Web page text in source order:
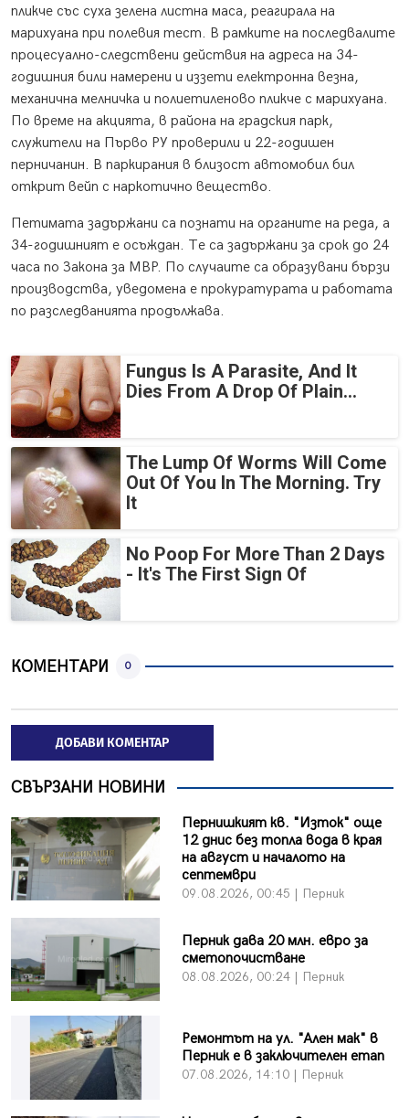
пликче със суха зелена листна маса, реагирала на
марихуана при полевия тест. В рамките на последвалите
процесуално-следствени действия на адреса на 34-
годишния били намерени и иззети електронна везна,
механична мелничка и полиетиленово пликче с марихуана.
По време на акцията, в района на градския парк,
служители на Първо РУ проверили и 22-годишен
перничанин. В паркирания в близост автомобил бил
открит вейп с наркотично вещество.
Петимата задържани са познати на органите на реда, а
34-годишният е осъждан. Те са задържани за срок до 24
часа по Закона за МВР. По случаите са образувани бързи
производства, уведомена е прокуратурата и работата
по разследванията продължава.
Fungus Is A Parasite, And It
Dies From A Drop Of Plain...
The Lump Of Worms Will Come
Out Of You In The Morning. Try
It
No Poop For More Than 2 Days
- It's The First Sign Of
КОМЕНТАРИ 0
ДОБАВИ КОМЕНТАР
СВЪРЗАНИ НОВИНИ
Пернишкият кв. "Изток" още
12 днис без топла вода в края
на август и началото на
септември
09.08.2026, 00:45 | Перник
Перник дава 20 млн. евро за
сметопочистване
08.08.2026, 00:24 | Перник
Ремонтът на ул. "Ален мак" в
Перник е в заключителен етап
07.08.2026, 14:10 | Перник